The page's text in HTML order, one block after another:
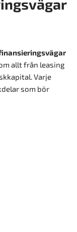
allt från leasing
Varje
som bör